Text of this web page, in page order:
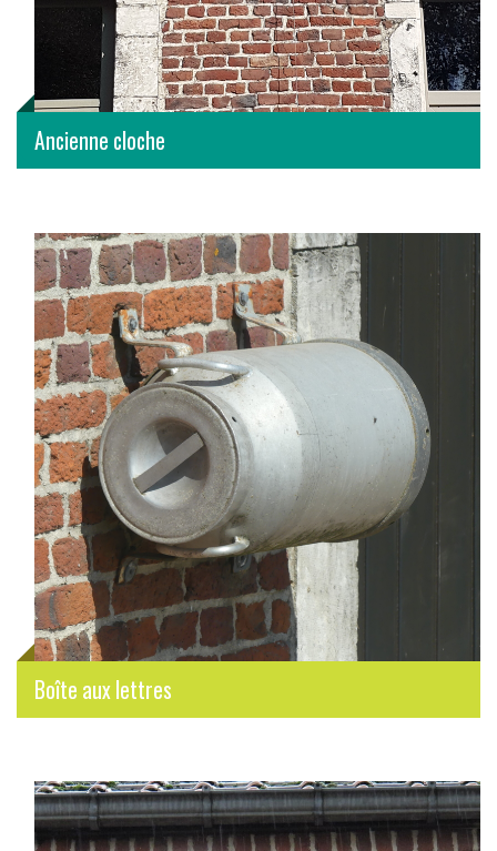
Ancienne cloche
Boîte aux lettres